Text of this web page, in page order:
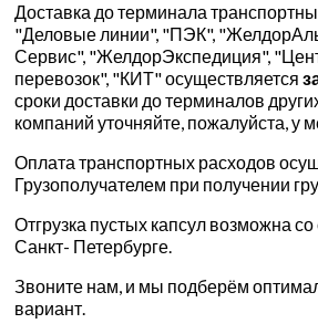
Доставка до терминала
"Деловые линии", "ПЭК",
Сервис", "ЖелдорЭкспедиция",
перевозок", "КИТ" осуществляется
сроки доставки до терминалов
компаний уточняйте, пожалуйста, у
Оплата транспортных расходов
Грузополучателем при получении
Отгрузка пустых капсул возможна
Санкт- Петербурге.
Звоните нам, и мы подберём
вариант.